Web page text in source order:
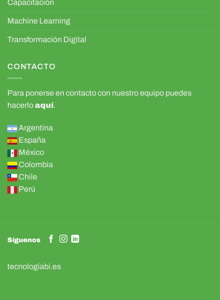
Capacitación
Machine Learning
Transformación Digital
CONTACTO
Para ponerse en contacto con nuestro equipo puedes
hacerloaquí.
Argentina
España
México
Colombia
Chile
Perú
Síguenos
tecnologiabi.es